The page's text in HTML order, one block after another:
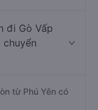
đi Gò Vấp
chuyển
từ Phú Yên có